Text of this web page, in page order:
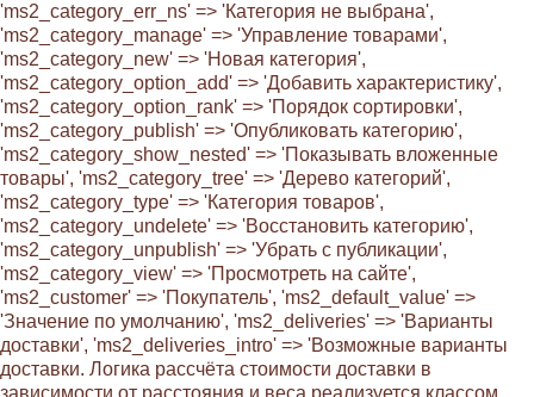
'ms2_category_err_ns' => 'Категория не выбрана',
'ms2_category_manage' => 'Управление товарами',
'ms2_category_new' => 'Новая категория',
'ms2_category_option_add' => 'Добавить характеристику',
'ms2_category_option_rank' => 'Порядок сортировки',
'ms2_category_publish' => 'Опубликовать категорию',
'ms2_category_show_nested' => 'Показывать вложенные
товары', 'ms2_category_tree' => 'Дерево категорий',
'ms2_category_type' => 'Категория товаров',
'ms2_category_undelete' => 'Восстановить категорию',
'ms2_category_unpublish' => 'Убрать с публикации',
'ms2_category_view' => 'Просмотреть на сайте',
'ms2_customer' => 'Покупатель', 'ms2_default_value' =>
'Значение по умолчанию', 'ms2_deliveries' => 'Варианты
доставки', 'ms2_deliveries_intro' => 'Возможные варианты
доставки. Логика рассчёта стоимости доставки в
зависимости от расстояния и веса реализуется классом,